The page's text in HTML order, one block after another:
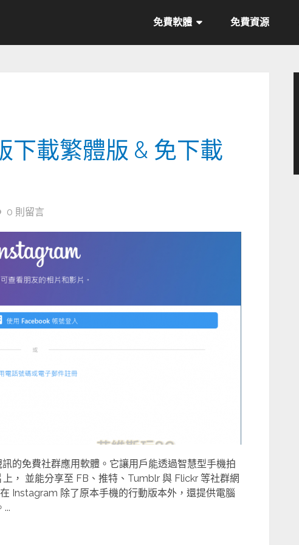
免費軟體 免費資源
載繁體版 & 免下載
0 則留言
的免費社群應用軟體。它讓用戶能透過智慧型手機拍
， 並能分享至 FB、推特、Tumblr 與 Flickr 等社群網
Instagram 除了原本手機的行動版本外，還提供電腦